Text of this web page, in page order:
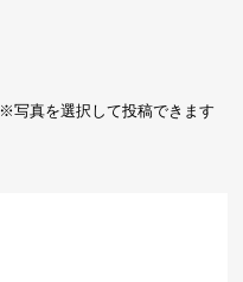
※写真を選択して投稿できます